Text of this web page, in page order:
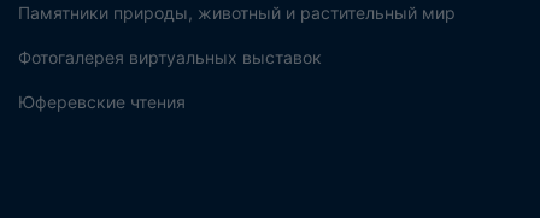
Памятники природы, животный и растительный мир
Фотогалерея виртуальных выставок
Юферевские чтения